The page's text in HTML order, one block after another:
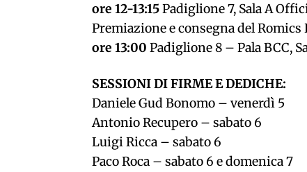
ore 12-13:15Padiglione 7, Sala A
Premiazione e consegna del Romics
ore 13:00 Padiglione 8 – Pala BCC,
SESSIONI DI FIRME E DEDICHE:
Daniele Gud Bonomo – venerdì 5
Antonio Recupero – sabato 6
Luigi Ricca – sabato 6
Paco Roca – sabato 6 e domenica 7